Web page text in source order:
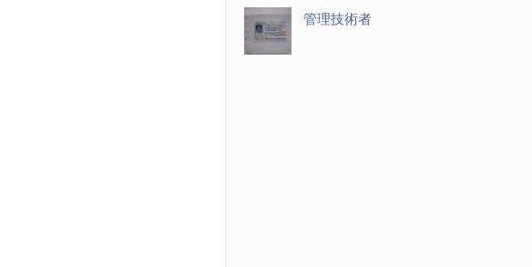
管理技術者